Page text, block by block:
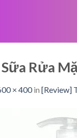
Rửa
× 400in [Review]